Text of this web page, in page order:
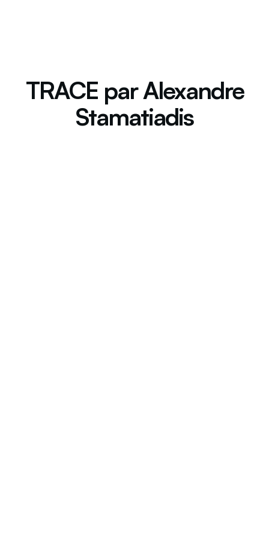
TRACE par Alexandre
Stamatiadis